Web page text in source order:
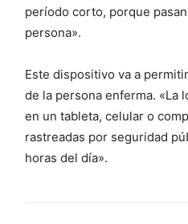
período corto, porque
persona».
Este dispositivo va a
de la persona enferma. «La
en un tableta, celular o
rastreadas por seguridad
horas del día».